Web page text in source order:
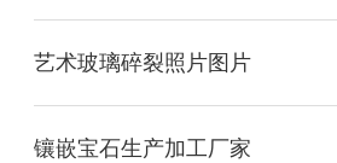
艺术玻璃碎裂照片图片
镶嵌宝石生产加工厂家